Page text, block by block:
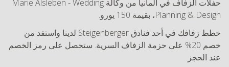
حفلات الزفاف في ألمانيا من وكالة Marie Alsleben - Wedding
Planning & Design، بقيمة 150 يورو.
خطط زفافك في أحد فنادق Steigenberger لدينا واستفد من
خصم 20% على حزمة الزفاف السرية. ستحصل على رمز الخصم
عند الحجز.